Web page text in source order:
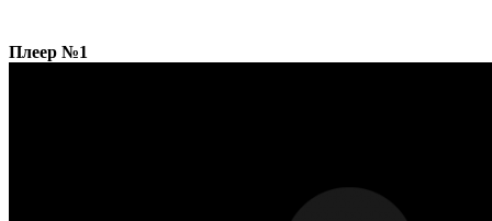
Плеер №1